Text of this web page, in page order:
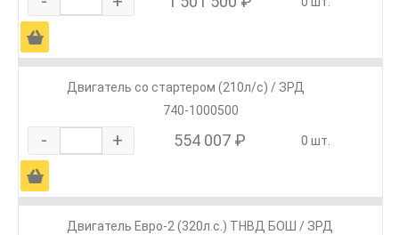
Ä
Двигатель со стартером (210л/с) / ЗРД
740-1000500
- + 554 007 ₽ 0 шт.
Ä
Двигатель Евро-2 (320л.с.) ТНВД БОШ / ЗРД